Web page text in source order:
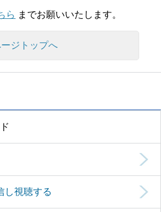
ら までお願いいたします。
ジトップへ
し視聴する